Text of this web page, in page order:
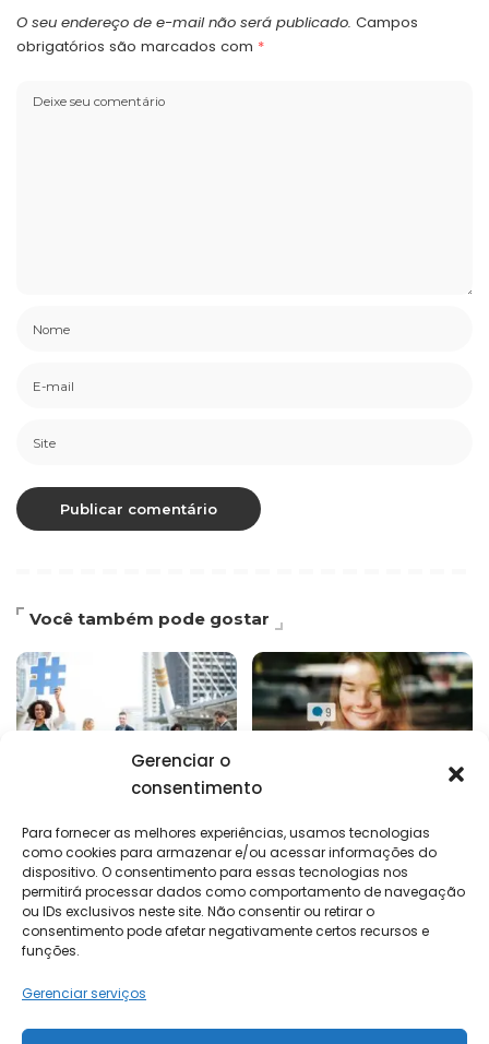
Gerenciar o
consentimento
Para fornecer as melhores experiências, usamos tecnologias
como cookies para armazenar e/ou acessar informações do
dispositivo. O consentimento para essas tecnologias nos
permitirá processar dados como comportamento de navegação
ou IDs exclusivos neste site. Não consentir ou retirar o
consentimento pode afetar negativamente certos recursos e
funções.
Gerenciar serviços
O seu endereço de e-mail não será publicado. Campos
obrigatórios são marcados com *
Você também pode gostar
Como usar hashtags no
LinkedIn em 2025: Guia
Prático e Atualizado!
7 Leitura mínima
Melhores práticas para
publicar conteúdo no
LinkedIn em 2025: Dicas e
Estratégias Essenciais!
6 Leitura mínima
Pàgina Inicial Blog Política Privacidade Contato